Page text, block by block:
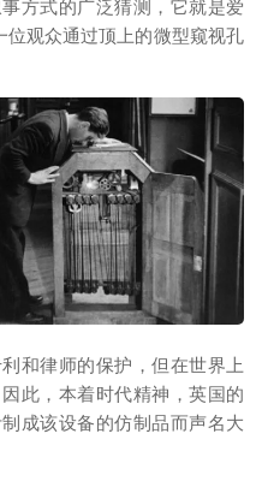
方式的广泛猜测，它就是爱
位观众通过顶上的微型窥视孔
和律师的保护，但在世界上
此，本着时代精神，英国的
成该设备的仿制品而声名大
）